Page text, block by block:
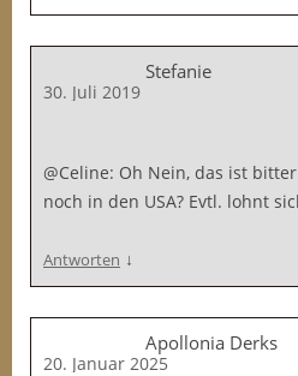
Stefanie
30. Juli 2019
@Celine: Oh Nein, das ist
noch in den USA? Evtl. lohnt
Antworten ↓
Apollonia Derks
20. Januar 2025